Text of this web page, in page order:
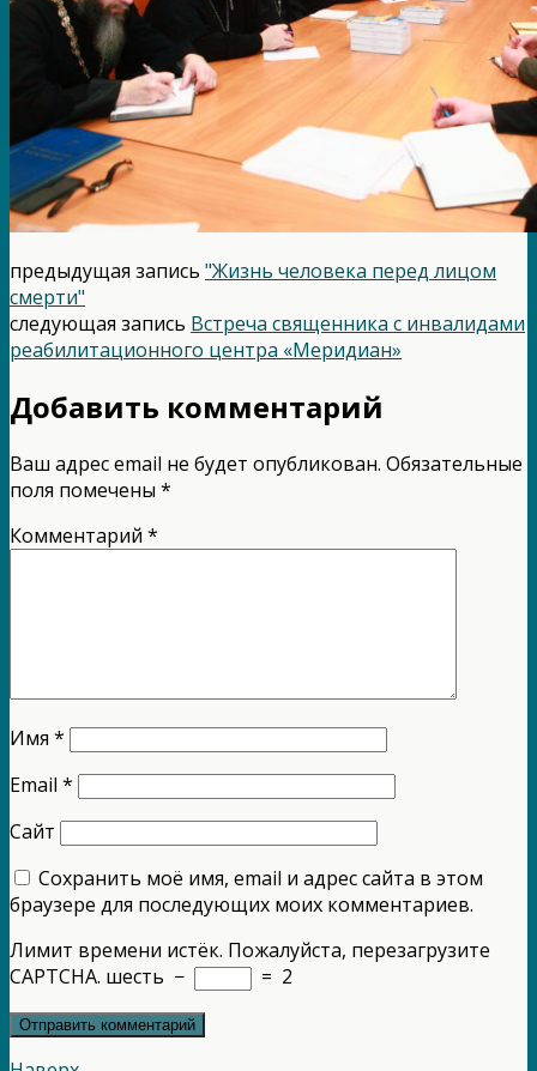
предыдущая запись "Жизнь человека перед лицом
смерти"
следующая запись Встреча священника с инвалидами
реабилитационного центра «Меридиан»
Добавить комментарий
Ваш адрес email не будет опубликован. Обязательные
поля помечены *
Комментарий *
Имя *
Email *
Сайт
Сохранить моё имя, email и адрес сайта в этом
браузере для последующих моих комментариев.
Лимит времени истёк. Пожалуйста, перезагрузите
CAPTCHA. шесть − = 2